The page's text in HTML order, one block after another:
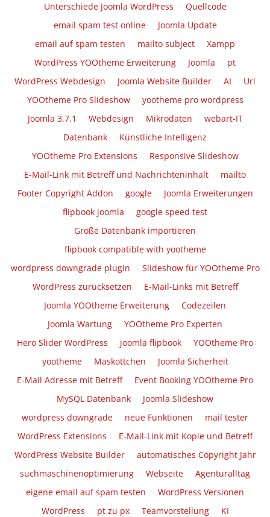
Unterschiede Joomla WordPress
Quellcode
email spam test online
Joomla Update
email auf spam testen
mailto subject
Xampp
WordPress YOOtheme Erweiterung
Joomla
pt
WordPress Webdesign
Joomla Website Builder AI
Url
YOOtheme Pro Slideshow
yootheme pro wordpress
Joomla 3.7.1
Webdesign Mikrodaten
webart-IT
Datenbank
Künstliche Intelligenz
YOOtheme Pro Extensions
Responsive Slideshow
E-Mail-Link mit Betreff und Nachrichteninhalt
mailto
Footer Copyright Addon
google
Joomla Erweiterungen
flipbook joomla
google speed test
Große Datenbank importieren
flipbook compatible with yootheme
wordpress downgrade plugin
Slideshow für YOOtheme Pro
WordPress zurücksetzen
E-Mail-Links mit Betreff
Joomla YOOtheme Erweiterung
Codezeilen
Joomla Wartung
YOOtheme Pro Experten
Hero Slider WordPress
joomla flipbook
YOOtheme Pro
yootheme
Maskottchen
Joomla Sicherheit
E-Mail Adresse mit Betreff
Event Booking YOOtheme Pro
MySQL Datenbank
Joomla Slideshow
wordpress downgrade
neue Funktionen
mail tester
WordPress Extensions
E-Mail-Link mit Kopie und Betreff
WordPress Website Builder
automatisches Copyright Jahr
suchmaschinenoptimierung
Webseite
Agenturalltag
eigene email auf spam testen
WordPress Versionen
WordPress
pt zu px Teamvorstellung KI